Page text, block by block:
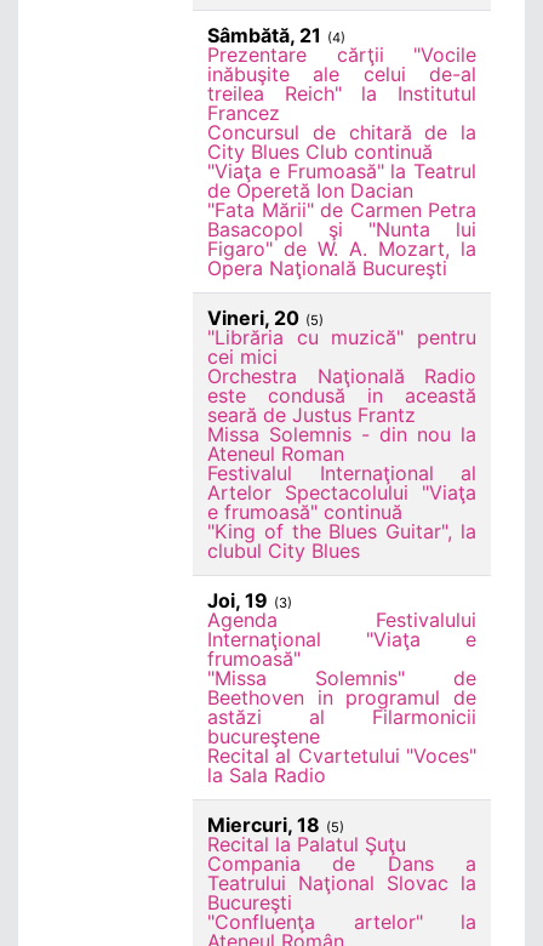
Sâmbătă, 21 (4)
Prezentare cărţii "Vocile
inăbuşite ale celui de-al
treilea Reich" la Institutul
Francez
Concursul de chitară de la
City Blues Club continuă
"Viaţa e Frumoasă" la Teatrul
de Operetă Ion Dacian
"Fata Mării" de Carmen Petra
Basacopol şi "Nunta lui
Figaro" de W. A. Mozart, la
Opera Naţională Bucureşti
Vineri, 20 (5)
"Librăria cu muzică" pentru
cei mici
Orchestra Naţională Radio
este condusă in această
seară de Justus Frantz
Missa Solemnis - din nou la
Ateneul Roman
Festivalul Internaţional al
Artelor Spectacolului "Viaţa
e frumoasă" continuă
"King of the Blues Guitar", la
clubul City Blues
Joi, 19 (3)
Agenda Festivalului
Internaţional "Viaţa e
frumoasă"
"Missa Solemnis" de
Beethoven in programul de
astăzi al Filarmonicii
bucureştene
Recital al Cvartetului "Voces"
la Sala Radio
Miercuri, 18 (5)
Recital la Palatul Şuţu
Compania de Dans a
Teatrului Naţional Slovac la
Bucureşti
"Confluenţa artelor" la